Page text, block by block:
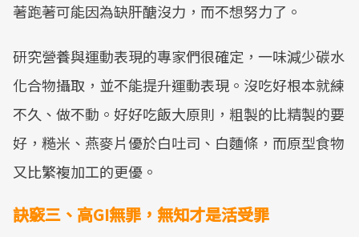
著跑著可能因為缺肝醣沒力，而不想努力了。
研究營養與運動表現的專家們很確定，一味減少碳水
化合物攝取，並不能提升運動表現。沒吃好根本就練
不久、做不動。好好吃飯大原則，粗製的比精製的要
好，糙米、燕麥片優於白吐司、白麵條，而原型食物
又比繁複加工的更優。
訣竅三、高GI無罪，無知才是活受罪